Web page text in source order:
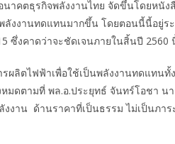
คตธุรกิจพลังงานไทย จัดขึ้นโดยหนัง
ลังงานทดแทนมากขึ้น โดยตอนนี้นี้อยู่
ซึ่งคาดว่าจะชัดเจนภายในสิ้นปี 2560
ผลิตไฟฟ้าเพื่อใช้เป็นพลังงานทดแทน
มดตามที่ พล.อ.ประยุทธ์ จันทร์โอชา น
งาน ด้านราคาที่เป็นธรรม ไม่เป็นภา